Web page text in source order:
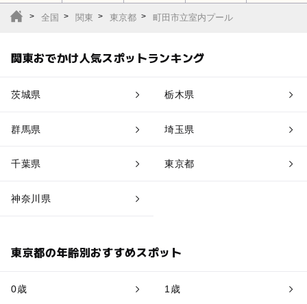
全国 関東 東京都 町田市立室内プール
関東おでかけ人気スポットランキング
茨城県 栃木県
群馬県 埼玉県
千葉県 東京都
神奈川県
東京都の年齢別おすすめスポット
0歳 1歳